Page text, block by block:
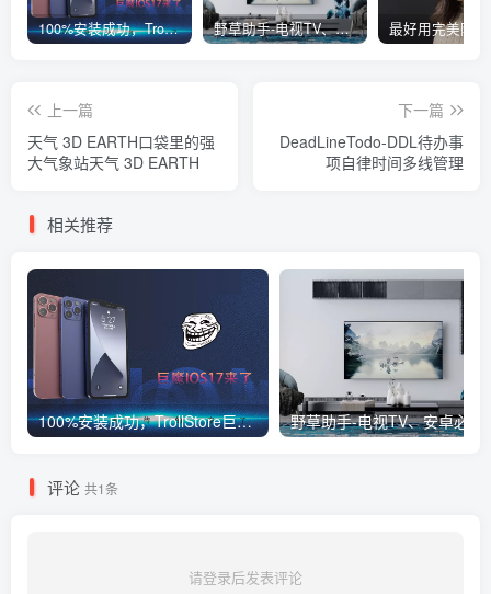
100%安装成功，TrollStore巨魔商店ios17来了，这些系统马上起飞了 野草助手-电视TV、安卓必装的一款软件，超级好用
上一篇
天气 3D EARTH口袋里的强
大气象站天气 3D EARTH
下一篇
DeadLineTodo-DDL待办事
项自律时间多线管理
相关推荐
100%安装成功，TrollStore巨魔商店ios17来了，这些系统马上起飞了
评论 共1条
请登录后发表评论